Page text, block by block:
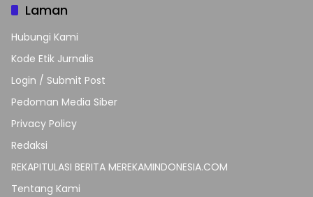
Laman
Hubungi Kami
Kode Etik Jurnalis
Login / Submit Post
Pedoman Media Siber
Privacy Policy
Redaksi
REKAPITULASI BERITA MEREKAMINDONESIA.COM
Tentang Kami